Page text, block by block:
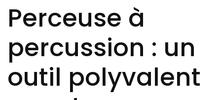
Perceuse à
percussion : un
outil polyvalent